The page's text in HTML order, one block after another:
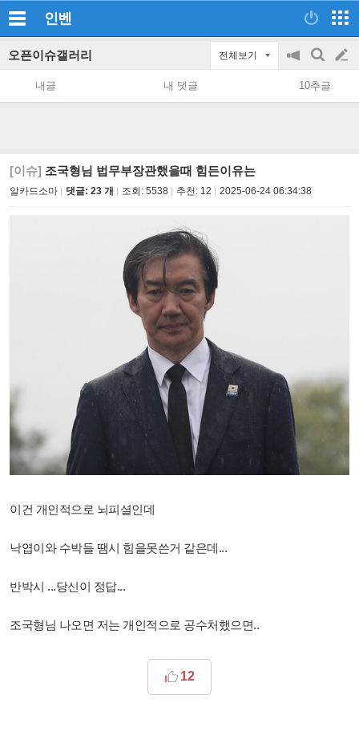
인벤
오픈이슈갤러리 전체보기
공
지
on/off
검
색
글
쓰
내글 내 댓글 10추글
[이슈] 조국형님 법무부장관했을때 힘든이유는
알카드소마 댓글: 23 개 조회: 5538 추천: 12 2025-06-24 06:34:38
이건 개인적으로 뇌피셜인데
낙엽이와 수박들 땜시 힘을못쓴거 같은데...
반박시 ...당신이 정답...
조국형님 나오면 저는 개인적으로 공수처했으면..
12